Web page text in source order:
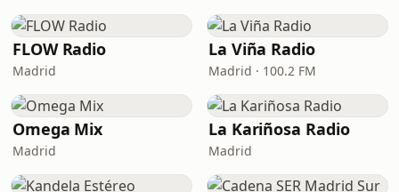
FLOW Radio
Madrid
La Viña Radio
Madrid · 100.2 FM
Omega Mix
Madrid
La Kariñosa Radio
Madrid